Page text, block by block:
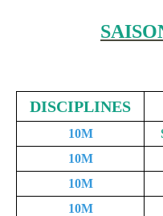
DISCIPLINES
10M
10M
10M
10M